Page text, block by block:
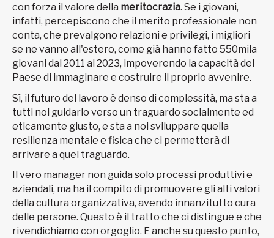
con forza il valore della meritocrazia. Se i giovani,
infatti, percepiscono che il merito professionale non
conta, che prevalgono relazioni e privilegi, i migliori
se ne vanno all'estero, come già hanno fatto 550mila
giovani dal 2011 al 2023, impoverendo la capacità del
Paese di immaginare e costruire il proprio avvenire.
Sì, il futuro del lavoro è denso di complessità, ma sta a
tutti noi guidarlo verso un traguardo socialmente ed
eticamente giusto, e sta a noi sviluppare quella
resilienza mentale e fisica che ci permetterà di
arrivare a quel traguardo.
Il vero manager non guida solo processi produttivi e
aziendali, ma ha il compito di promuovere gli alti valori
della cultura organizzativa, avendo innanzitutto cura
delle persone. Questo è il tratto che ci distingue e che
rivendichiamo con orgoglio. E anche su questo punto,